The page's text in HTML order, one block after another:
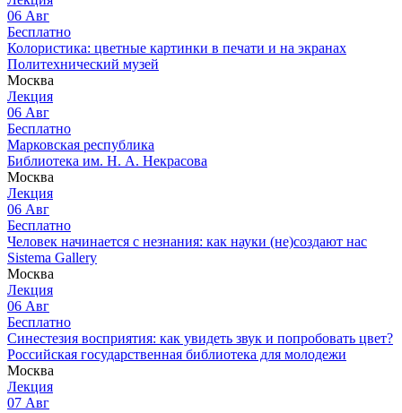
06 Авг
Бесплатно
Колористика: цветные картинки в печати и на экранах
Политехнический музей
Москва
Лекция
06 Авг
Бесплатно
Марковская республика
Библиотека им. Н. А. Некрасова
Москва
Лекция
06 Авг
Бесплатно
Человек начинается с незнания: как науки (не)создают нас
Sistema Gallery
Москва
Лекция
06 Авг
Бесплатно
Синестезия восприятия: как увидеть звук и попробовать цвет?
Российская государственная библиотека для молодежи
Москва
Лекция
07 Авг